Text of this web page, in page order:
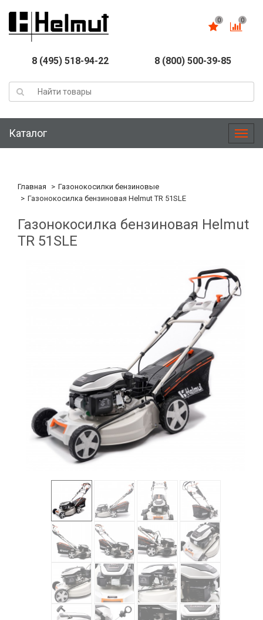
0 0
8 (495) 518-94-22 8 (800) 500-39-85
Меню
Каталог
Главная
Газонокосилки бензиновые
Газонокосилка бензиновая Helmut TR 51SLE
Газонокосилка бензиновая Helmut
TR 51SLE